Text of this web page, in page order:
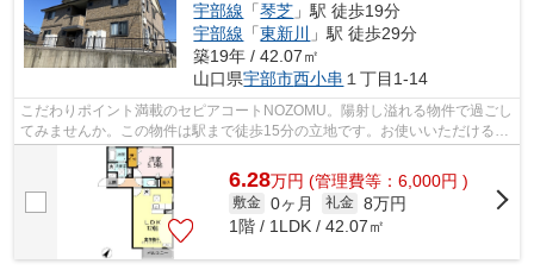
宇部線 「琴芝 」駅 徒歩19分
宇部線 「東新川
」駅 徒歩29分
築19年 / 42.07㎡
山口県宇部市西小串 １丁目1-14
こだわりポイント満載のセピアコートNOZOMU。陽射し溢れる物件で過ごし
てみませんか。この物件は駅まで徒歩15分の立地です。お使いいただける駅
は2駅あり、行き先に応じて使い分けがで...
6.28万円 (管理費等：6,000円 )
敷金 0ヶ月 礼金 8万円
1階 / 1LDK / 42.07㎡